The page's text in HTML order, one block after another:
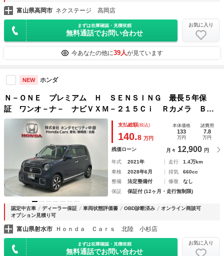
富山県高岡市 ネクステージ 高岡店
まずは在庫確認・見積依頼
無料通話でお問い合わせ
お気に入り
今あなたの他に39人が見ています
NEW ホンダ
Ｎ－ＯＮＥ プレミアム Ｈ ＳＥＮＳＩＮＧ 最長５年保
証 ワンオ－ナ－ ナビＶＸＭ－２１５Ｃｉ Ｒカメラ ＢＴ
オ－ディオ ドラレコ シ－トヒ－タ－ ＬＥＤライト ＶＳ
Ａ クルコン アルミ スマ－トキ－ 盗難防止装置 ＡＡＣ
支払総額(税込)
140.8 万円
本体価格
133
万円
諸費用
7.8
万円
残価ローン 月々 12,900 円
年式 2021年 走行
1.4万km
車検
2028年6月 排気
660cc
整備
法定整備付 修復
なし
保証
保証付 (12ヶ月・走行無制限)
認定中古車 ディーラー保証 車両状態評価書 OBD診断済み
オンライン商談可
オプション見積り可
富山県射水市 Ｈｏｎｄａ Ｃａｒｓ 北陸 小杉店
まずは在庫確認・見積依頼
無料通話でお問い合わせ
お気に入り